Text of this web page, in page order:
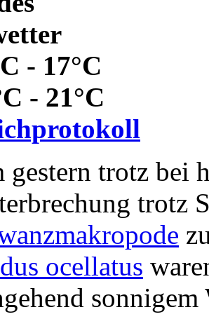
- 17°C
- 21°C
gestern trotz bei
trotz
ocellatus